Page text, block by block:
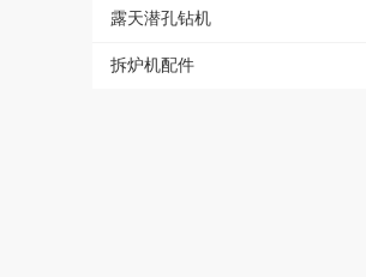
露天潜孔钻机
拆炉机配件